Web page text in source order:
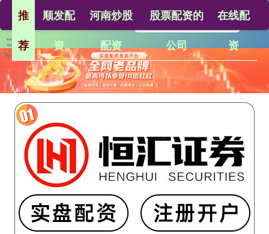
推
荐
顺发配
资
河南炒股
配资
股票配资的
公司
在线配
资